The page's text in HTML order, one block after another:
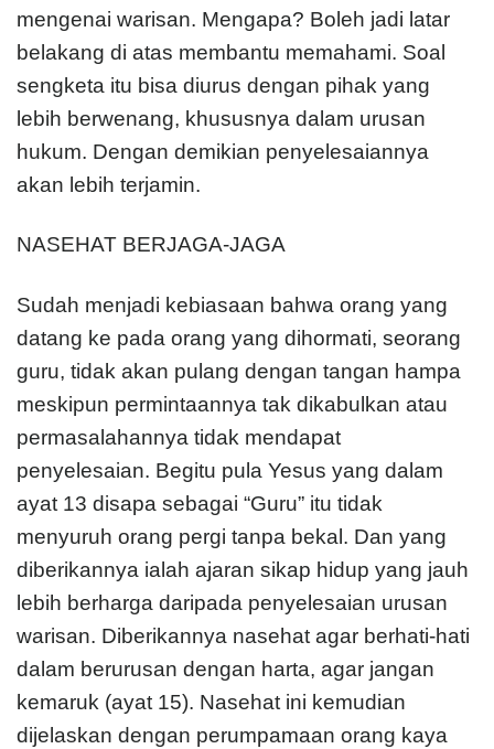
mengenai warisan. Mengapa? Boleh jadi latar
belakang di atas membantu memahami. Soal
sengketa itu bisa diurus dengan pihak yang
lebih berwenang, khususnya dalam urusan
hukum. Dengan demikian penyelesaiannya
akan lebih terjamin.
NASEHAT BERJAGA-JAGA
Sudah menjadi kebiasaan bahwa orang yang
datang ke pada orang yang dihormati, seorang
guru, tidak akan pulang dengan tangan hampa
meskipun permintaannya tak dikabulkan atau
permasalahannya tidak mendapat
penyelesaian. Begitu pula Yesus yang dalam
ayat 13 disapa sebagai “Guru” itu tidak
menyuruh orang pergi tanpa bekal. Dan yang
diberikannya ialah ajaran sikap hidup yang jauh
lebih berharga daripada penyelesaian urusan
warisan. Diberikannya nasehat agar berhati-hati
dalam berurusan dengan harta, agar jangan
kemaruk (ayat 15). Nasehat ini kemudian
dijelaskan dengan perumpamaan orang kaya